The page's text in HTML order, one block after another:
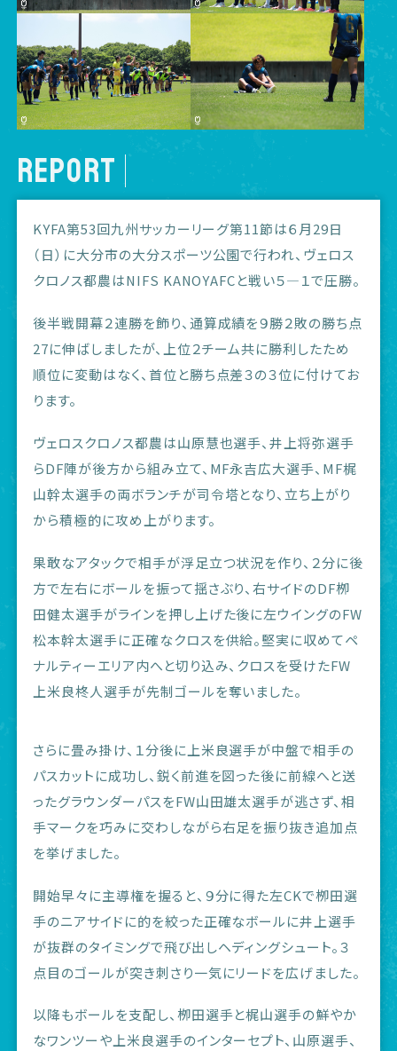
REPORT
KYFA第53回九州サッカーリーグ第11節は６月29日
（日）に大分市の大分スポーツ公園で行われ、ヴェロス
クロノス都農はNIFS KANOYAFCと戦い５―１で圧勝。
後半戦開幕２連勝を飾り、通算成績を９勝２敗の勝ち点
27に伸ばしましたが、上位２チーム共に勝利したため
順位に変動はなく、首位と勝ち点差３の３位に付けてお
ります。
ヴェロスクロノス都農は山原慧也選手、井上将弥選手
らDF陣が後方から組み立て、MF永吉広大選手、MF梶
山幹太選手の両ボランチが司令塔となり、立ち上がり
から積極的に攻め上がります。
果敢なアタックで相手が浮足立つ状況を作り、２分に後
方で左右にボールを振って揺さぶり、右サイドのDF栁
田健太選手がラインを押し上げた後に左ウイングのFW
松本幹太選手に正確なクロスを供給。堅実に収めてペ
ナルティーエリア内へと切り込み、クロスを受けたFW
上米良柊人選手が先制ゴールを奪いました。
さらに畳み掛け、１分後に上米良選手が中盤で相手の
パスカットに成功し、鋭く前進を図った後に前線へと送
ったグラウンダーパスをFW山田雄太選手が逃さず、相
手マークを巧みに交わしながら右足を振り抜き追加点
を挙げました。
開始早々に主導権を握ると、９分に得た左CKで栁田選
手のニアサイドに的を絞った正確なボールに井上選手
が抜群のタイミングで飛び出しヘディングシュート。３
点目のゴールが突き刺さり一気にリードを広げました。
以降もボールを支配し、栁田選手と梶山選手の鮮やか
なワンツーや上米良選手のインターセプト、山原選手、